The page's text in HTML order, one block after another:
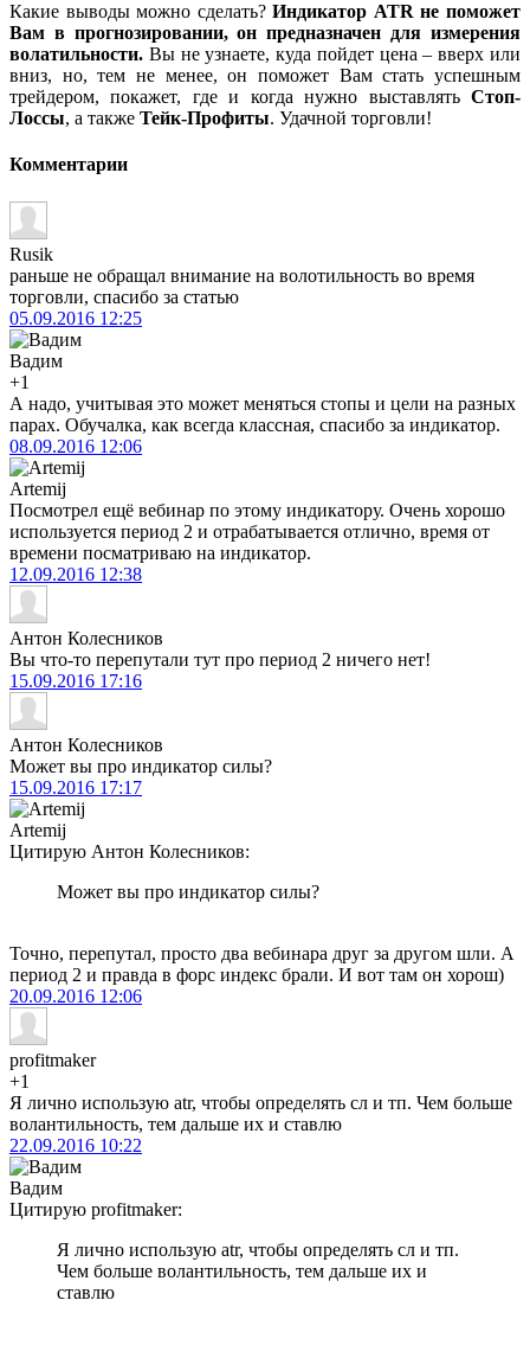
Какие выводы можно сделать?Индикатор ATR не поможет
Вам в прогнозировании, он предназначен для измерения
волатильности. Вы не узнаете, куда пойдет цена – вверх или
вниз, но, тем не менее, он поможет Вам стать успешным
трейдером, покажет, где и когда нужно выставлятьСтоп-
Лоссы, а также Тейк-Профиты. Удачной торговли!
Комментарии
Rusik
раньше не обращал внимание на волотильность во время
торговли, спасибо за статью
05.09.2016 12:25
Вадим
+1
А надо, учитывая это может меняться стопы и цели на разных
парах. Обучалка, как всегда классная, спасибо за индикатор.
08.09.2016 12:06
Artemij
Посмотрел ещё вебинар по этому индикатору. Очень хорошо
используется период 2 и отрабатывается отлично, время от
времени посматриваю на индикатор.
12.09.2016 12:38
Антон Колесников
Вы что-то перепутали тут про период 2 ничего нет!
15.09.2016 17:16
Антон Колесников
Может вы про индикатор силы?
15.09.2016 17:17
Artemij
Цитирую Антон Колесников:
Может вы про индикатор силы?
Точно, перепутал, просто два вебинара друг за другом шли. А
период 2 и правда в форс индекс брали. И вот там он хорош)
20.09.2016 12:06
profitmaker
+1
Я лично использую atr, чтобы определять сл и тп. Чем больше
волантильность, тем дальше их и ставлю
22.09.2016 10:22
Вадим
Цитирую profitmaker:
Я лично использую atr, чтобы определять сл и тп.
Чем больше волантильность, тем дальше их и
ставлю